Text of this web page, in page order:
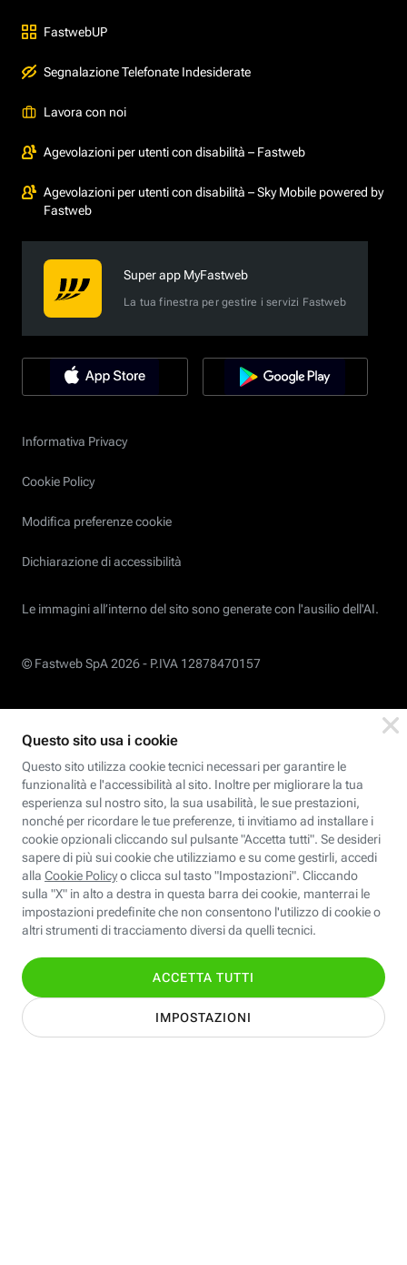
FastwebUP
Segnalazione Telefonate Indesiderate
Lavora con noi
Agevolazioni per utenti con disabilità – Fastweb
Agevolazioni per utenti con disabilità – Sky Mobile powered by
Fastweb
Super app MyFastweb
La tua finestra per gestire i servizi Fastweb
Informativa Privacy
Cookie Policy
Modifica preferenze cookie
Dichiarazione di accessibilità
Le immagini all’interno del sito sono generate con l'ausilio dell'AI.
© Fastweb SpA 2026 - P.IVA 12878470157